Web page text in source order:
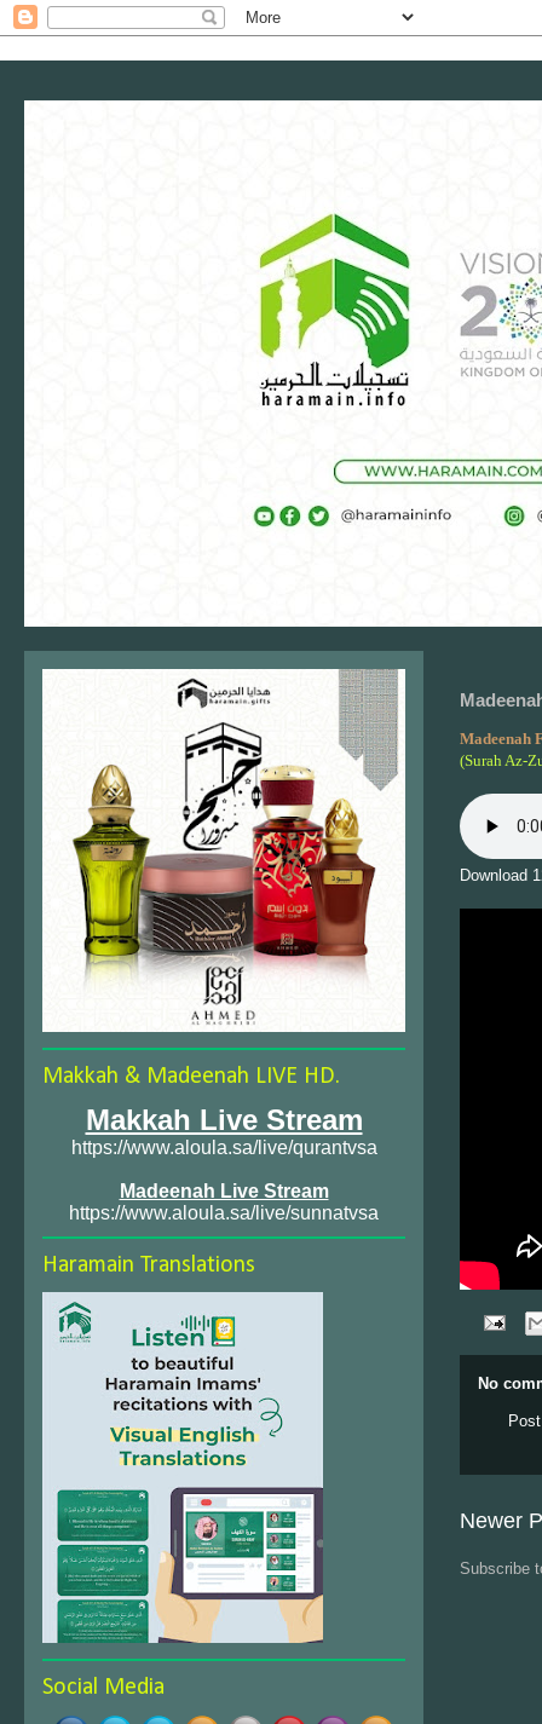
Madeenah
(Surah Az-
Download
No
Newer
Subscribe
Makkah & Madeenah LIVE HD.
Makkah Live Stream
https://www.aloula.sa/live/qurantvsa
Madeenah Live Stream
https://www.aloula.sa/live/sunnatvsa
Haramain Translations
Social Media